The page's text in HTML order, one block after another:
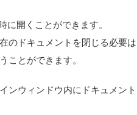
に開くことができます。
のドキュメントを閉じる必要
ことができます。
ンウィンドウ内にドキュメン